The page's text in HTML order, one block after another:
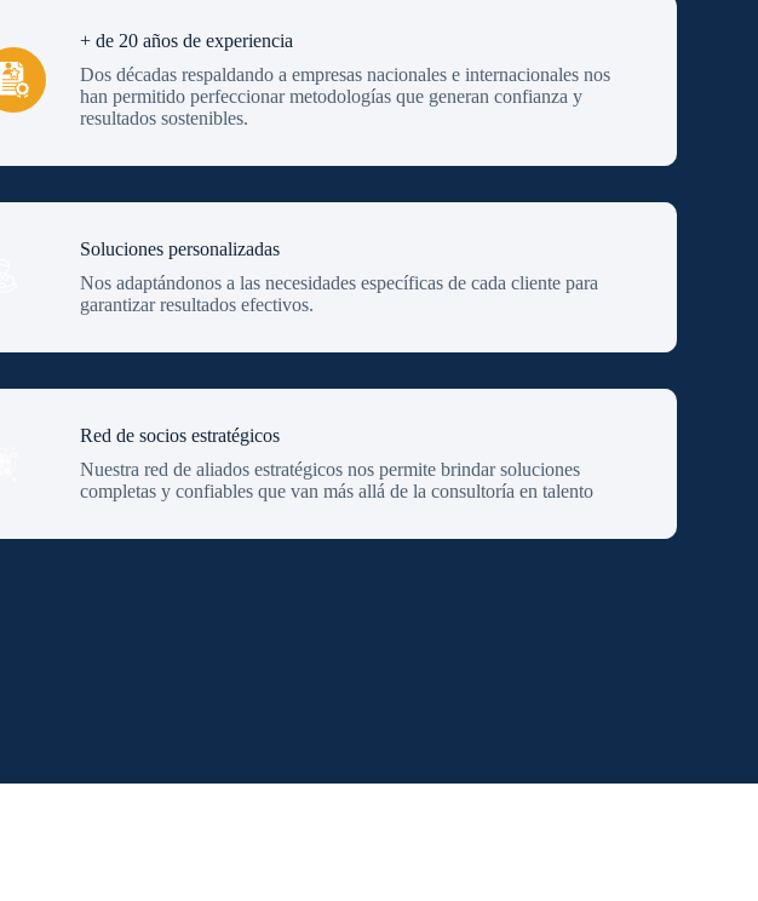
+ de 20 años de experiencia
Dos décadas respaldando a empresas nacionales e internacionales nos
han permitido perfeccionar metodologías que generan confianza y
resultados sostenibles.
Soluciones personalizadas
Nos adaptándonos a las necesidades específicas de cada cliente para
garantizar resultados efectivos.
Red de socios estratégicos
Nuestra red de aliados estratégicos nos permite brindar soluciones
completas y confiables que van más allá de la consultoría en talento